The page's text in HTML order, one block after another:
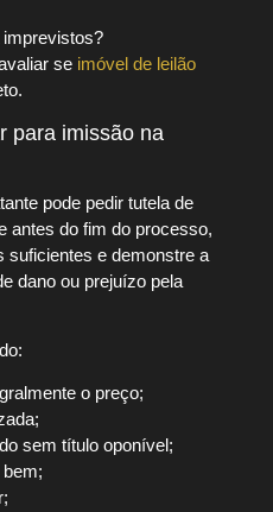
se imóvel de leilão
para imissão na
pode pedir tutela de
antes do fim do processo,
suficientes e demonstre a
dano ou prejuízo pela
o preço;
sem título oponível;